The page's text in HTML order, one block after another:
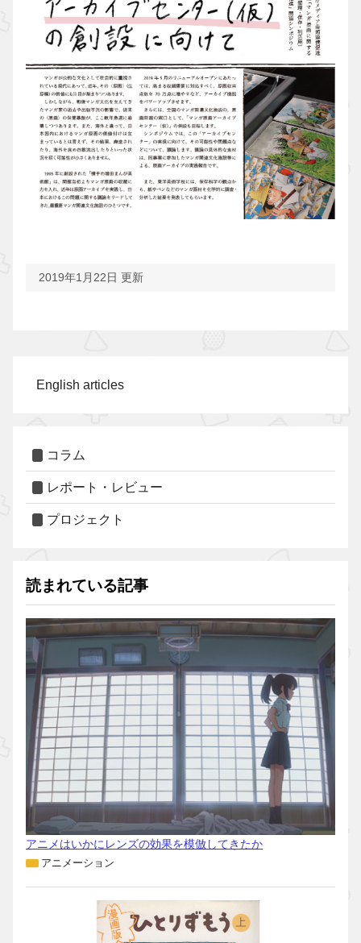
2019年1月22日 更新
English articles
コラム
レポート・レビュー
プロジェクト
読まれている記事
アニメはいかにレンズの効果を模倣してきたか
アニメーション